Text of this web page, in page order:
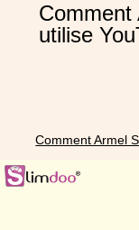
Comment
utilise
Comment Armel